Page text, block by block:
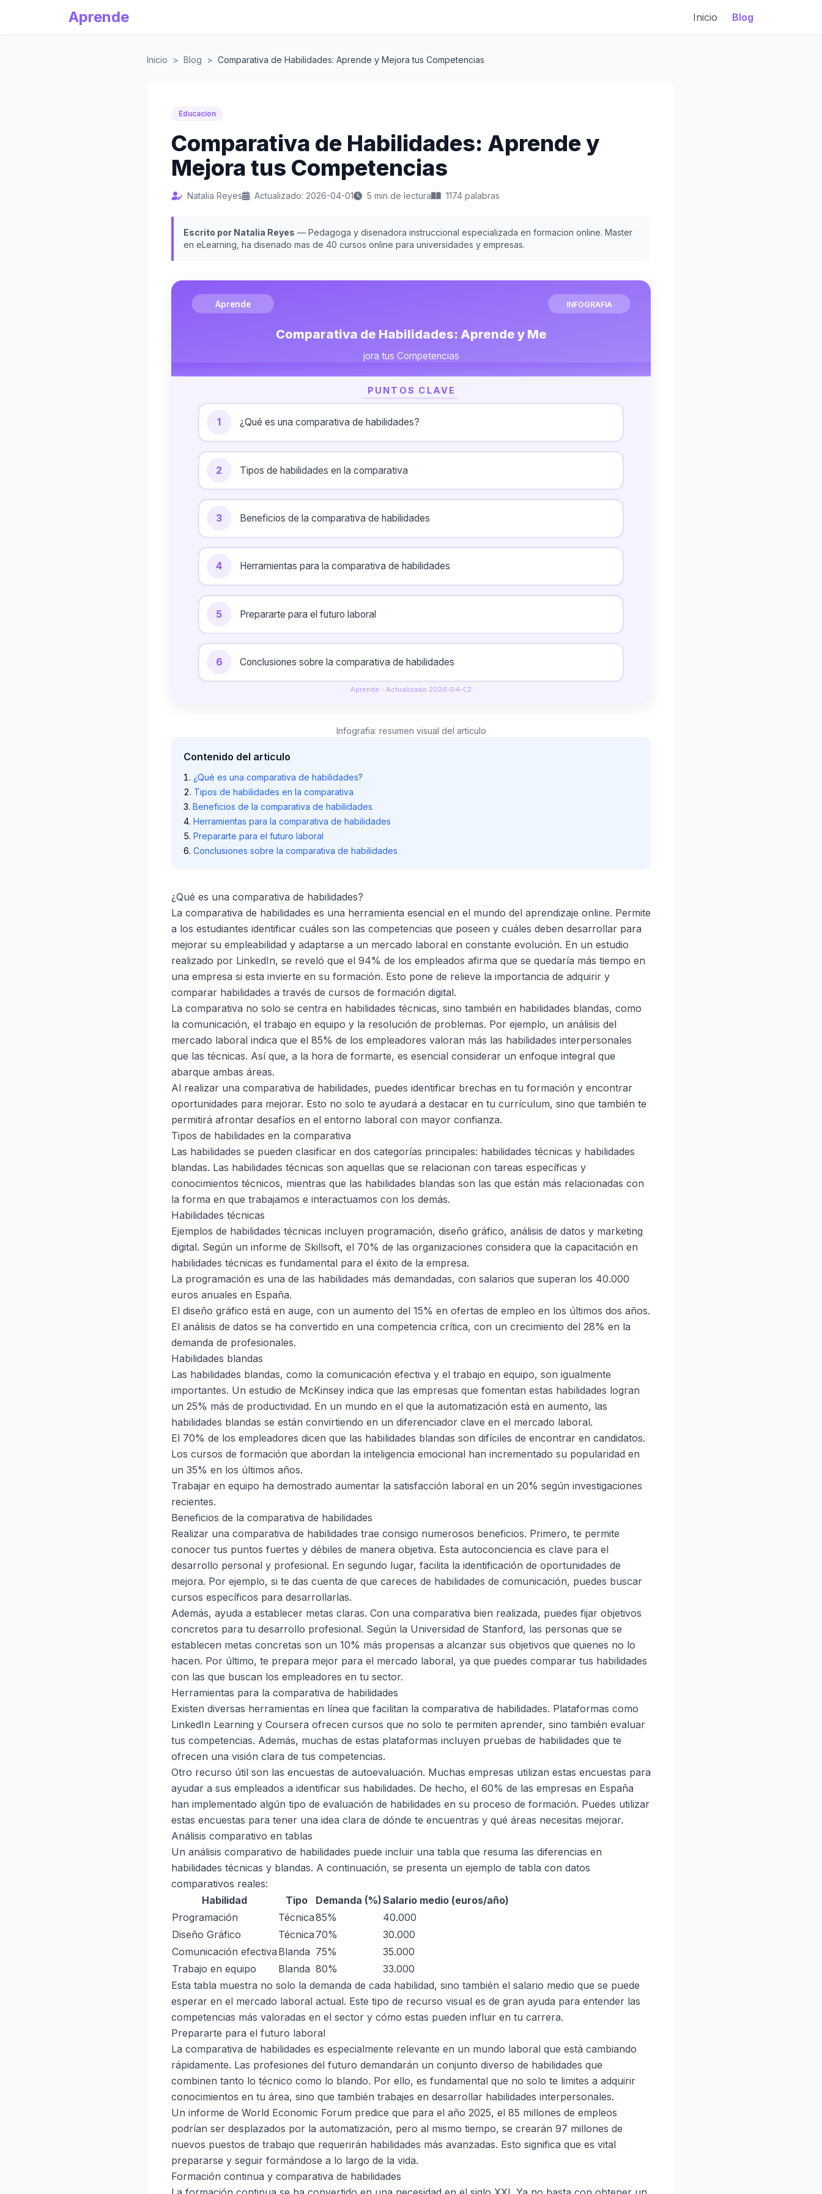
Aprende Inicio Blog
Inicio > Blog > Comparativa de Habilidades: Aprende y Mejora tus Competencias
Educacion
Comparativa de Habilidades: Aprende y
Mejora tus Competencias
Natalia Reyes Actualizado: 2026-04-01 5 min de lectura 1174 palabras
Escrito por Natalia Reyes — Pedagoga y disenadora instruccional especializada en formacion online. Master
en eLearning, ha disenado mas de 40 cursos online para universidades y empresas.
Aprende INFOGRAFIA
Comparativa de Habilidades: Aprende y Me
jora tus Competencias
PUNTOS CLAVE
1 ¿Qué es una comparativa de habilidades?
2 Tipos de habilidades en la comparativa
3 Beneficios de la comparativa de habilidades
4 Herramientas para la comparativa de habilidades
5 Prepararte para el futuro laboral
6 Conclusiones sobre la comparativa de habilidades
Aprende - Actualizado 2026-04-02
Infografia: resumen visual del articulo
Contenido del articulo
¿Qué es una comparativa de habilidades?
Tipos de habilidades en la comparativa
Beneficios de la comparativa de habilidades
Herramientas para la comparativa de habilidades
Prepararte para el futuro laboral
Conclusiones sobre la comparativa de habilidades
¿Qué es una comparativa de habilidades?
La comparativa de habilidades es una herramienta esencial en el mundo del aprendizaje online. Permite
a los estudiantes identificar cuáles son las competencias que poseen y cuáles deben desarrollar para
mejorar su empleabilidad y adaptarse a un mercado laboral en constante evolución. En un estudio
realizado por LinkedIn, se reveló que el 94% de los empleados afirma que se quedaría más tiempo en
una empresa si esta invierte en su formación. Esto pone de relieve la importancia de adquirir y
comparar habilidades a través de cursos de formación digital.
La comparativa no solo se centra en habilidades técnicas, sino también en habilidades blandas, como
la comunicación, el trabajo en equipo y la resolución de problemas. Por ejemplo, un análisis del
mercado laboral indica que el 85% de los empleadores valoran más las habilidades interpersonales
que las técnicas. Así que, a la hora de formarte, es esencial considerar un enfoque integral que
abarque ambas áreas.
Al realizar una comparativa de habilidades, puedes identificar brechas en tu formación y encontrar
oportunidades para mejorar. Esto no solo te ayudará a destacar en tu currículum, sino que también te
permitirá afrontar desafíos en el entorno laboral con mayor confianza.
Tipos de habilidades en la comparativa
Las habilidades se pueden clasificar en dos categorías principales: habilidades técnicas y habilidades
blandas. Las habilidades técnicas son aquellas que se relacionan con tareas específicas y
conocimientos técnicos, mientras que las habilidades blandas son las que están más relacionadas con
la forma en que trabajamos e interactuamos con los demás.
Habilidades técnicas
Ejemplos de habilidades técnicas incluyen programación, diseño gráfico, análisis de datos y marketing
digital. Según un informe de Skillsoft, el 70% de las organizaciones considera que la capacitación en
habilidades técnicas es fundamental para el éxito de la empresa.
La programación es una de las habilidades más demandadas, con salarios que superan los 40.000
euros anuales en España.
El diseño gráfico está en auge, con un aumento del 15% en ofertas de empleo en los últimos dos años.
El análisis de datos se ha convertido en una competencia crítica, con un crecimiento del 28% en la
demanda de profesionales.
Habilidades blandas
Las habilidades blandas, como la comunicación efectiva y el trabajo en equipo, son igualmente
importantes. Un estudio de McKinsey indica que las empresas que fomentan estas habilidades logran
un 25% más de productividad. En un mundo en el que la automatización está en aumento, las
habilidades blandas se están convirtiendo en un diferenciador clave en el mercado laboral.
El 70% de los empleadores dicen que las habilidades blandas son difíciles de encontrar en candidatos.
Los cursos de formación que abordan la inteligencia emocional han incrementado su popularidad en
un 35% en los últimos años.
Trabajar en equipo ha demostrado aumentar la satisfacción laboral en un 20% según investigaciones
recientes.
Beneficios de la comparativa de habilidades
Realizar una comparativa de habilidades trae consigo numerosos beneficios. Primero, te permite
conocer tus puntos fuertes y débiles de manera objetiva. Esta autoconciencia es clave para el
desarrollo personal y profesional. En segundo lugar, facilita la identificación de oportunidades de
mejora. Por ejemplo, si te das cuenta de que careces de habilidades de comunicación, puedes buscar
cursos específicos para desarrollarlas.
Además, ayuda a establecer metas claras. Con una comparativa bien realizada, puedes fijar objetivos
concretos para tu desarrollo profesional. Según la Universidad de Stanford, las personas que se
establecen metas concretas son un 10% más propensas a alcanzar sus objetivos que quienes no lo
hacen. Por último, te prepara mejor para el mercado laboral, ya que puedes comparar tus habilidades
con las que buscan los empleadores en tu sector.
Herramientas para la comparativa de habilidades
Existen diversas herramientas en línea que facilitan la comparativa de habilidades. Plataformas como
LinkedIn Learning y Coursera ofrecen cursos que no solo te permiten aprender, sino también evaluar
tus competencias. Además, muchas de estas plataformas incluyen pruebas de habilidades que te
ofrecen una visión clara de tus competencias.
Otro recurso útil son las encuestas de autoevaluación. Muchas empresas utilizan estas encuestas para
ayudar a sus empleados a identificar sus habilidades. De hecho, el 60% de las empresas en España
han implementado algún tipo de evaluación de habilidades en su proceso de formación. Puedes utilizar
estas encuestas para tener una idea clara de dónde te encuentras y qué áreas necesitas mejorar.
Análisis comparativo en tablas
Un análisis comparativo de habilidades puede incluir una tabla que resuma las diferencias en
habilidades técnicas y blandas. A continuación, se presenta un ejemplo de tabla con datos
comparativos reales:
Habilidad
Tipo Demanda (%)Salario medio (euros/año)
Programación
Técnica85%
40.000
Diseño Gráfico
Técnica 70%
30.000
Comunicación efectiva Blanda 75%
35.000
Trabajo en equipo
Blanda 80%
33.000
Esta tabla muestra no solo la demanda de cada habilidad, sino también el salario medio que se puede
esperar en el mercado laboral actual. Este tipo de recurso visual es de gran ayuda para entender las
competencias más valoradas en el sector y cómo estas pueden influir en tu carrera.
Prepararte para el futuro laboral
La comparativa de habilidades es especialmente relevante en un mundo laboral que está cambiando
rápidamente. Las profesiones del futuro demandarán un conjunto diverso de habilidades que
combinen tanto lo técnico como lo blando. Por ello, es fundamental que no solo te limites a adquirir
conocimientos en tu área, sino que también trabajes en desarrollar habilidades interpersonales.
Un informe de World Economic Forum predice que para el año 2025, el 85 millones de empleos
podrían ser desplazados por la automatización, pero al mismo tiempo, se crearán 97 millones de
nuevos puestos de trabajo que requerirán habilidades más avanzadas. Esto significa que es vital
prepararse y seguir formándose a lo largo de la vida.
Formación continua y comparativa de habilidades